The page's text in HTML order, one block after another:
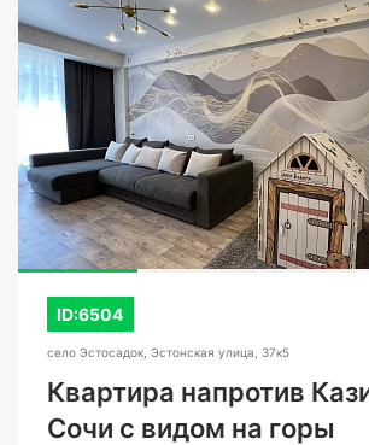
СМОТРЕТЬ ВСЕ ФОТО
ID:6504
село Эстосадок, Эстонская улица, 37к5
Квартира напротив
Сочи с видом на горы